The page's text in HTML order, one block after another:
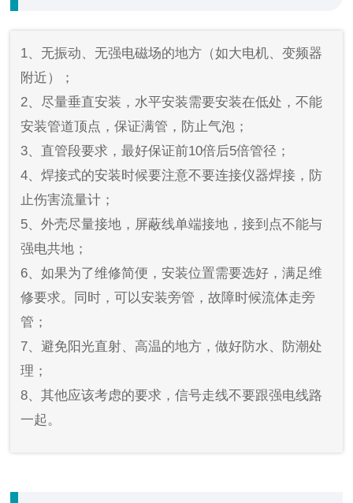
1、无振动、无强电磁场的地方（如大电机、变频器
附近）；
2、尽量垂直安装，水平安装需要安装在低处，不能
安装管道顶点，保证满管，防止气泡；
3、直管段要求，最好保证前10倍后5倍管径；
4、焊接式的安装时候要注意不要连接仪器焊接，防
止伤害流量计；
5、外壳尽量接地，屏蔽线单端接地，接到点不能与
强电共地；
6、如果为了维修简便，安装位置需要选好，满足维
修要求。同时，可以安装旁管，故障时候流体走旁
管；
7、避免阳光直射、高温的地方，做好防水、防潮处
理；
8、其他应该考虑的要求，信号走线不要跟强电线路
一起。